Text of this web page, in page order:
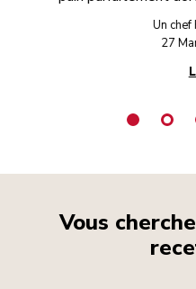
Envie de mieux réussir
commencer à en faire
12 recettes de pain
Un chef
27
Vous